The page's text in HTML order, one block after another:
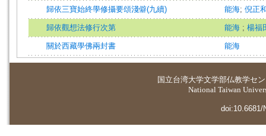
歸依三寶始終學修攝要頌淺僻(九續) 能海; 倪正
歸依觀想法修行次第 能海 ; 楊福
關於西藏學佛兩封書 能海
国立台湾大学文学部仏教学セ
National Taiwan
doi:10.6681/